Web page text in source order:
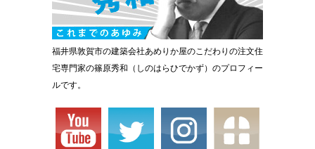
福井県敦賀市の建築会社あめりか屋のこだわりの注文住
宅専門家の篠原秀和（しのはらひでかず）のプロフィー
ルです。